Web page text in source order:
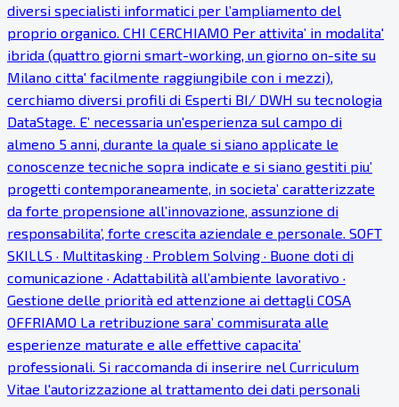
diversi specialisti informatici per l’ampliamento del
proprio organico. CHI CERCHIAMO Per attivita’ in modalita'
ibrida (quattro giorni smart-working, un giorno on-site su
Milano citta' facilmente raggiungibile con i mezzi),
cerchiamo diversi profili di Esperti BI/ DWH su tecnologia
DataStage. E’ necessaria un'esperienza sul campo di
almeno 5 anni, durante la quale si siano applicate le
conoscenze tecniche sopra indicate e si siano gestiti piu’
progetti contemporaneamente, in societa’ caratterizzate
da forte propensione all’innovazione, assunzione di
responsabilita’, forte crescita aziendale e personale. SOFT
SKILLS · Multitasking · Problem Solving · Buone doti di
comunicazione · Adattabilità all’ambiente lavorativo ·
Gestione delle priorità ed attenzione ai dettagli COSA
OFFRIAMO La retribuzione sara’ commisurata alle
esperienze maturate e alle effettive capacita’
professionali. Si raccomanda di inserire nel Curriculum
Vitae l'autorizzazione al trattamento dei dati personali